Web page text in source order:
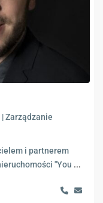
Zarządzanie
i partnerem
"You ...